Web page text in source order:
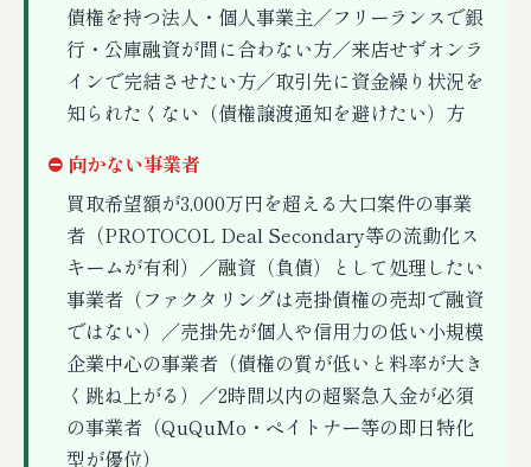
債権を持つ法人・個人事業主／フリーランスで銀
行・公庫融資が間に合わない方／来店せずオンラ
インで完結させたい方／取引先に資金繰り状況を
知られたくない（債権譲渡通知を避けたい）方
⛔ 向かない事業者
買取希望額が3,000万円を超える大口案件の事業
者（PROTOCOL Deal Secondary等の流動化ス
キームが有利）／融資（負債）として処理したい
事業者（ファクタリングは売掛債権の売却で融資
ではない）／売掛先が個人や信用力の低い小規模
企業中心の事業者（債権の質が低いと料率が大き
く跳ね上がる）／2時間以内の超緊急入金が必須
の事業者（QuQuMo・ペイトナー等の即日特化
型が優位）